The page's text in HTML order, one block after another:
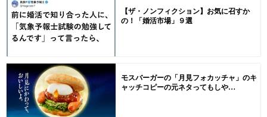
【ザ・ノンフィクション】お気に召すか
の！「婚活市場」９選
モスバーガーの「月見フォカッチャ」のキ
ャッチコピーの元ネタってもしや…